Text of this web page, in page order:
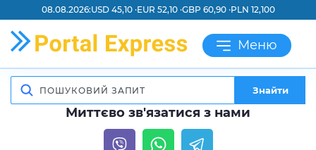
08.08.2026:USD 45,10 ·EUR 52,10 ·GBP 60,90 ·PLN 12,100
Меню
Знайти
Миттєво зв'язатися з нами